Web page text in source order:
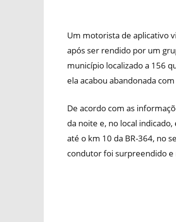
Um motorista de aplicativo
após ser rendido por um
município localizado a 156
ela acabou abandonada
De acordo com as
da noite e, no local
até o km 10 da BR-364, no
condutor foi surpreendido e